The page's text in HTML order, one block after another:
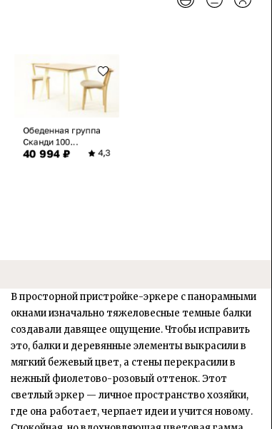
Обеденная группа
Сканди 100...
40 994 ₽ 4,3
В просторной пристройке-эркере с панорамными
окнами изначально тяжеловесные темные балки
создавали давящее ощущение. Чтобы исправить
это, балки и деревянные элементы выкрасили в
мягкий бежевый цвет, а стены перекрасили в
нежный фиолетово-розовый оттенок. Этот
светлый эркер — личное пространство хозяйки,
где она работает, черпает идеи и учится новому.